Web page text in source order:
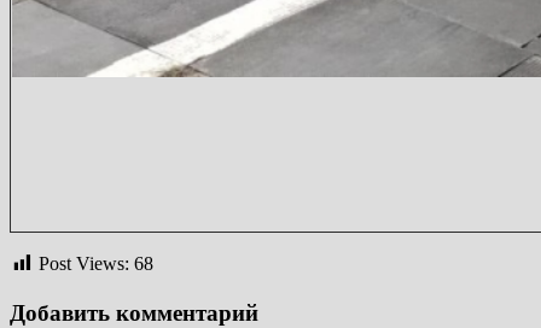
Post Views: 68
Добавить комментарий